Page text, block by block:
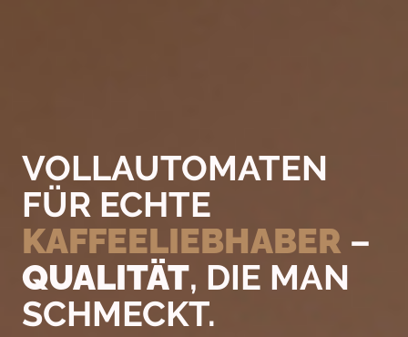
VOLLAUTOMATEN
FÜR ECHTE
KAFFEELIEBHABER –
QUALITÄT, DIE MAN
SCHMECKT.